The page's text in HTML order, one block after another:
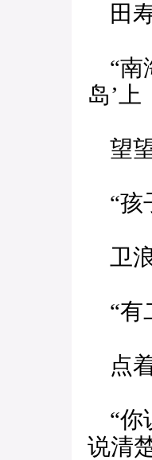
田寿
“南
岛’上
望
“孩
卫浪
“有
点着
“你
说清